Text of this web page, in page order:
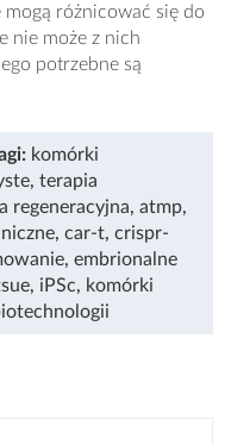
różnicować się do
nie może z nich
potrzebne są
komórki
, terapia
regeneracyjna, atmp,
, car-t, crispr-
, embrionalne
, iPSc, komórki